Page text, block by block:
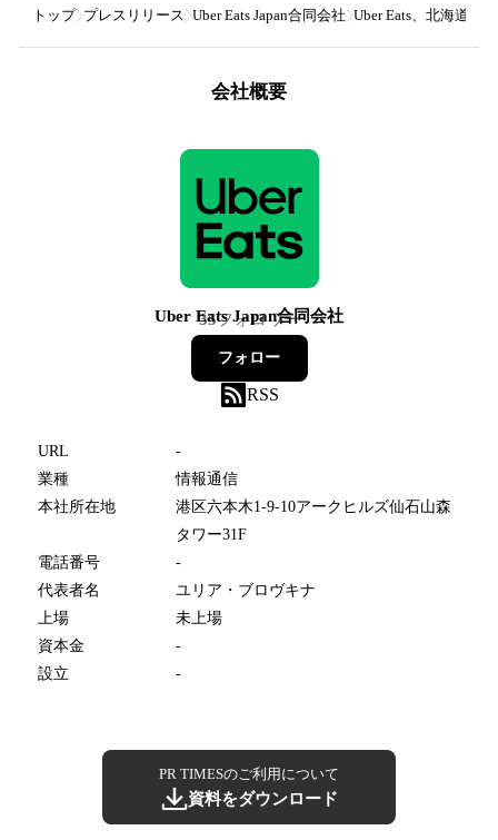
トップ プレスリリース Uber Eats Japan合同会社 Uber Eats、北海道・
会社概要
Uber Eats Japan合同会社
35フォロワー
フォロー
RSS
URL
-
業種
情報通信
本社所在地
港区六本木1-9-10アークヒルズ仙石山森
タワー31F
電話番号
-
代表者名
ユリア・ブロヴキナ
上場
未上場
資本金
-
設立
-
PR TIMESのご利用について
資料をダウンロード